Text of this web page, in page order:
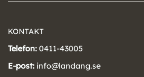
KONTAKT
Telefon: 0411-43005
E-post: info@landang.se